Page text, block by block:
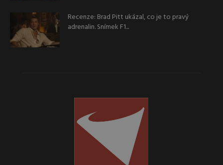
Recenze: Brad Pitt ukázal, co je to pravý
adrenalin. Snímek F1...